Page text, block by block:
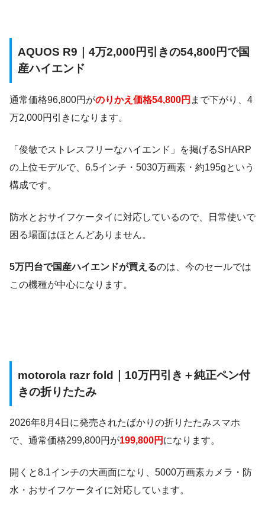
AQUOS R9｜4万2,000円引きの54,800円で国
産ハイエンド
通常価格96,800円がのりかえ価格54,800円 まで下がり、4
万2,000円引きになります。
「俊敏でストレスフリーなハイエンド」を掲げるSHARP
の上位モデルで、6.5インチ・5030万画素・約195gという
構成です。
防水とおサイフケータイに対応しているので、日常使いで
困る場面はほとんどありません。
5万円台で国産ハイエンドが買えるのは、今のセールでは
この機種が中心になります。
motorola razr fold｜10万円引き＋純正ペン付
きの折りたたみ
2026年8月4日に発売されたばかりの折りたたみスマホ
で、通常価格299,800円が199,800円 になります。
開くと8.1インチの大画面になり、5000万画素カメラ・防
水・おサイフケータイに対応しています。